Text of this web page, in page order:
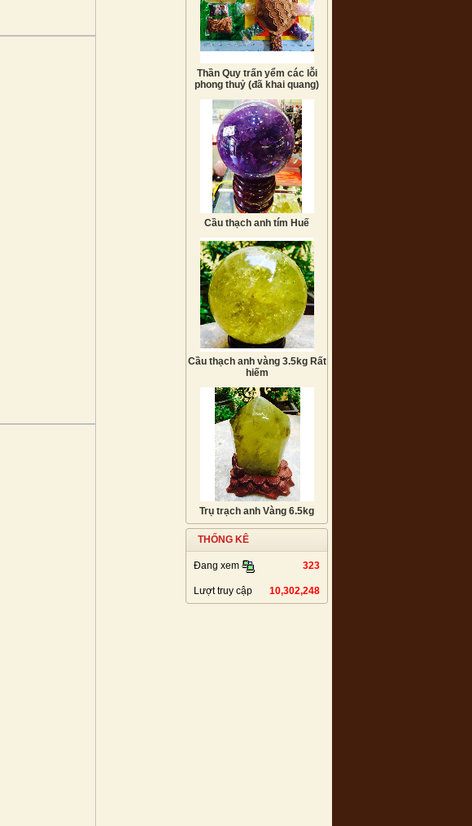
Thần Quy trấn yểm các lỗi
phong thuỷ (đã khai quang)
Cầu thạch anh tím Huế
Cầu thạch anh vàng 3.5kg Rất
hiếm
Trụ trạch anh Vàng 6.5kg
THỐNG KÊ
323
Đang xem
10,302,248
Lượt truy cập